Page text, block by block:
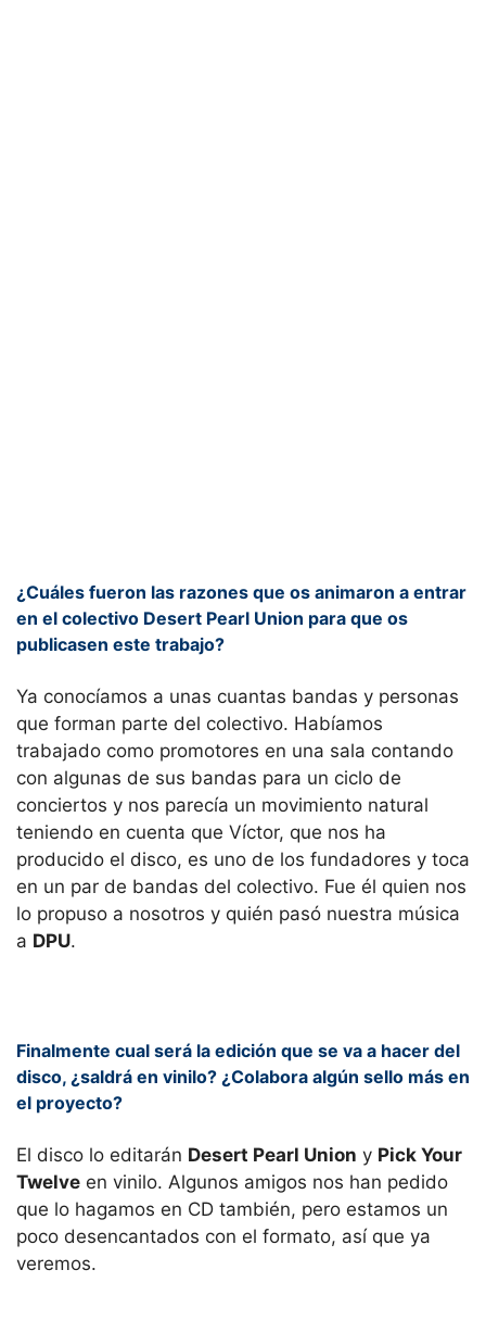
¿Cuáles fueron las razones que os animaron a entrar
en el colectivo Desert Pearl Union para que os
publicasen este trabajo?
Ya conocíamos a unas cuantas bandas y personas
que forman parte del colectivo. Habíamos
trabajado como promotores en una sala contando
con algunas de sus bandas para un ciclo de
conciertos y nos parecía un movimiento natural
teniendo en cuenta que Víctor, que nos ha
producido el disco, es uno de los fundadores y toca
en un par de bandas del colectivo. Fue él quien nos
lo propuso a nosotros y quién pasó nuestra música
a DPU.
Finalmente cual será la edición que se va a hacer del
disco, ¿saldrá en vinilo? ¿Colabora algún sello más en
el proyecto?
El disco lo editarán Desert Pearl Union y Pick Your
Twelve en vinilo. Algunos amigos nos han pedido
que lo hagamos en CD también, pero estamos un
poco desencantados con el formato, así que ya
veremos.